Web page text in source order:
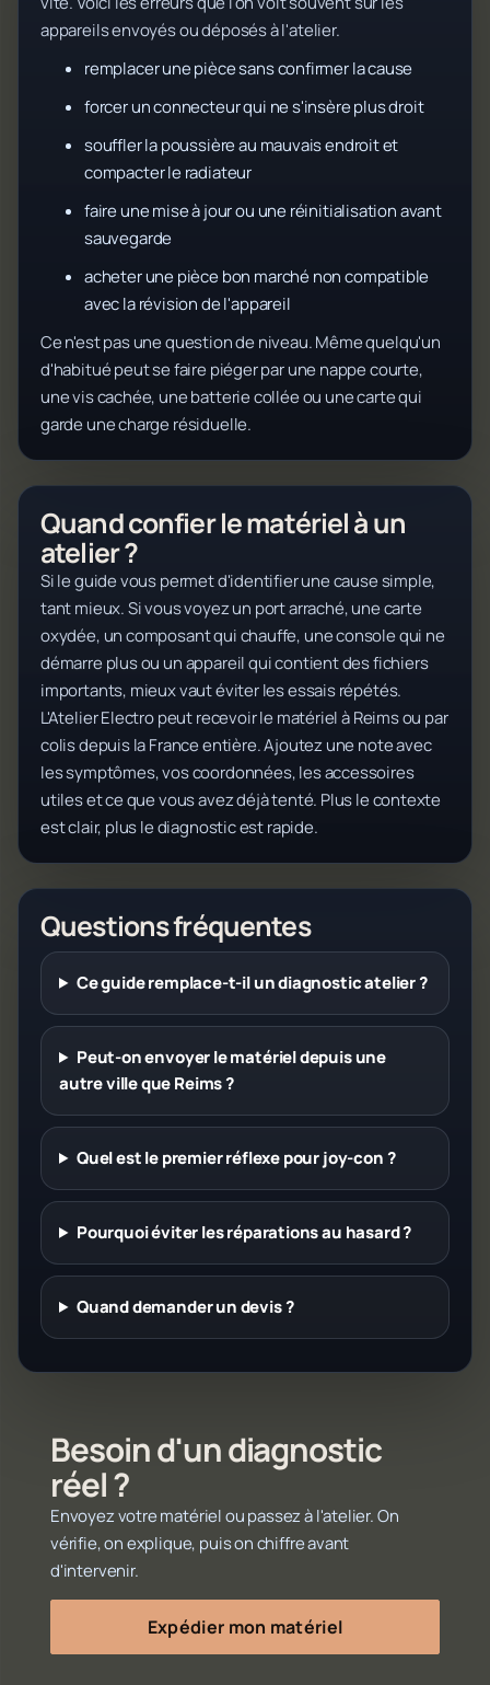
appareils envoyés ou déposés à l'atelier.
remplacer une pièce sans confirmer la cause
forcer un connecteur qui ne s'insère plus droit
souffler la poussière au mauvais endroit et
compacter le radiateur
faire une mise à jour ou une réinitialisation avant
sauvegarde
acheter une pièce bon marché non compatible
avec la révision de l'appareil
Ce n'est pas une question de niveau. Même quelqu'un
d'habitué peut se faire piéger par une nappe courte,
une vis cachée, une batterie collée ou une carte qui
garde une charge résiduelle.
Quand confier le matériel à un
atelier ?
Si le guide vous permet d'identifier une cause simple,
tant mieux. Si vous voyez un port arraché, une carte
oxydée, un composant qui chauffe, une console qui ne
démarre plus ou un appareil qui contient des fichiers
importants, mieux vaut éviter les essais répétés.
L'Atelier Electro peut recevoir le matériel à Reims ou par
colis depuis la France entière. Ajoutez une note avec
les symptômes, vos coordonnées, les accessoires
utiles et ce que vous avez déjà tenté. Plus le contexte
est clair, plus le diagnostic est rapide.
Questions fréquentes
Ce guide remplace-t-il un diagnostic atelier ?
Peut-on envoyer le matériel depuis une
autre ville que Reims ?
Quel est le premier réflexe pour joy-con ?
Pourquoi éviter les réparations au hasard ?
Quand demander un devis ?
Besoin d'un diagnostic
réel ?
Envoyez votre matériel ou passez à l'atelier. On
vérifie, on explique, puis on chiffre avant
d'intervenir.
Expédier mon matériel